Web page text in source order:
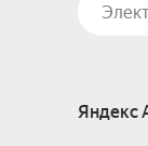
Яндекс